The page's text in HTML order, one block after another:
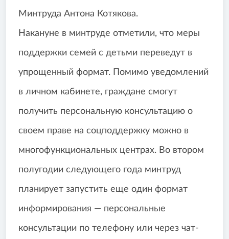
Минтруда Антона Котякова.
Накануне в минтруде отметили, что меры
поддержки семей с детьми переведут в
упрощенный формат. Помимо уведомлений
в личном кабинете, граждане смогут
получить персональную консультацию о
своем праве на соцподдержку можно в
многофункциональных центрах. Во втором
полугодии следующего года минтруд
планирует запустить еще один формат
информирования — персональные
консультации по телефону или через чат-